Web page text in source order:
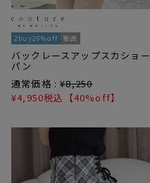
2buy20%off 動画
バックレースアップスカショー
パン
通常価格 : ¥8,250
¥4,950税込 【40%off】